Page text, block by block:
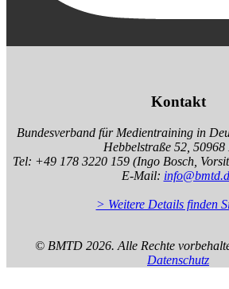
Kontakt
Bundesverband für Medientraining in
Hebbelstraße 52,
Tel: +49 178 3220 159 (Ingo Bosch,
E-Mail:
> Weitere Details finden
© BMTD 2026. Alle Rechte
Datenschutz